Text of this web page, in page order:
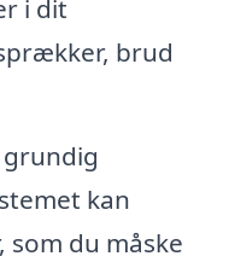
i dit
brud
grundig
kan
som du måske